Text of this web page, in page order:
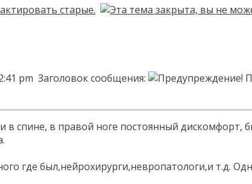
pm Заголовок сообщения:
в спине, в правой ноге постоянный
где был,нейрохирурги,невропатологи,и т.д.